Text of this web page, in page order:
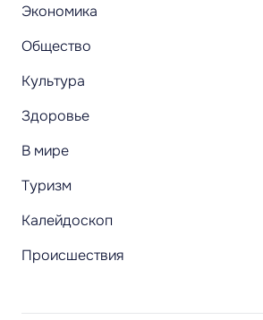
Экономика
Общество
Культура
Здоровье
В мире
Туризм
Калейдоскоп
Происшествия